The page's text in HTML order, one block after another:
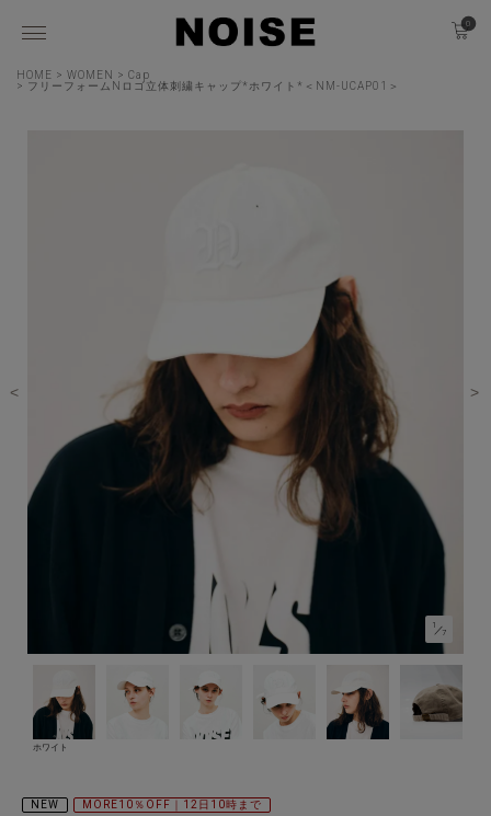
0
HOME WOMEN
Cap
フリーフォームNロゴ立体刺繍キャップ*ホワイト*＜NM-UCAP01＞
1／7
ホワイト
NEW MORE10％OFF｜12日10時まで